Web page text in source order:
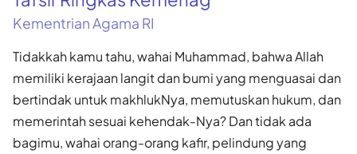
Kementrian Agama RI
Tidakkah kamu tahu, wahai Muhammad, bahwa Allah
memiliki kerajaan langit dan bumi yang menguasai dan
bertindak untuk makhlukNya, memutuskan hukum, dan
memerintah sesuai kehendak-Nya? Dan tidak ada
bagimu, wahai orang-orang kafir, pelindung yang